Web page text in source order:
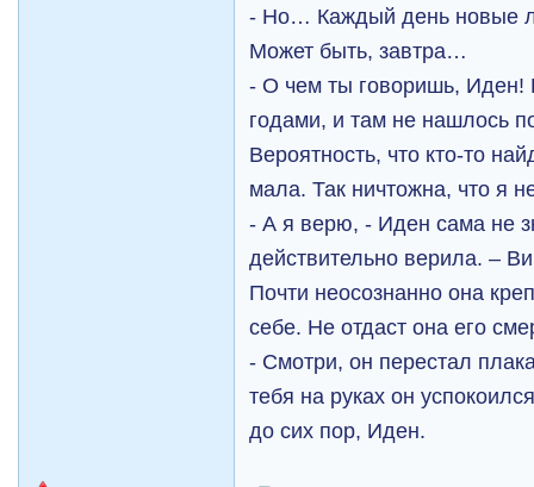
- Но… Каждый день новые
Может быть, завтра…
- О чем ты говоришь, Иден!
годами, и там не нашлось
Вероятность, что кто-то
мала. Так ничтожна, что я
- А я верю, - Иден сама не
действительно верила. –
Почти неосознанно она
себе. Не отдаст она его
- Смотри, он перестал
тебя на руках он
до сих пор, Иден.